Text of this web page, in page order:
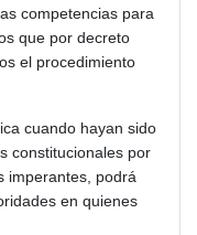
competencias para
que por decreto
el procedimiento
cuando hayan sido
constitucionales por
imperantes, podrá
en quienes